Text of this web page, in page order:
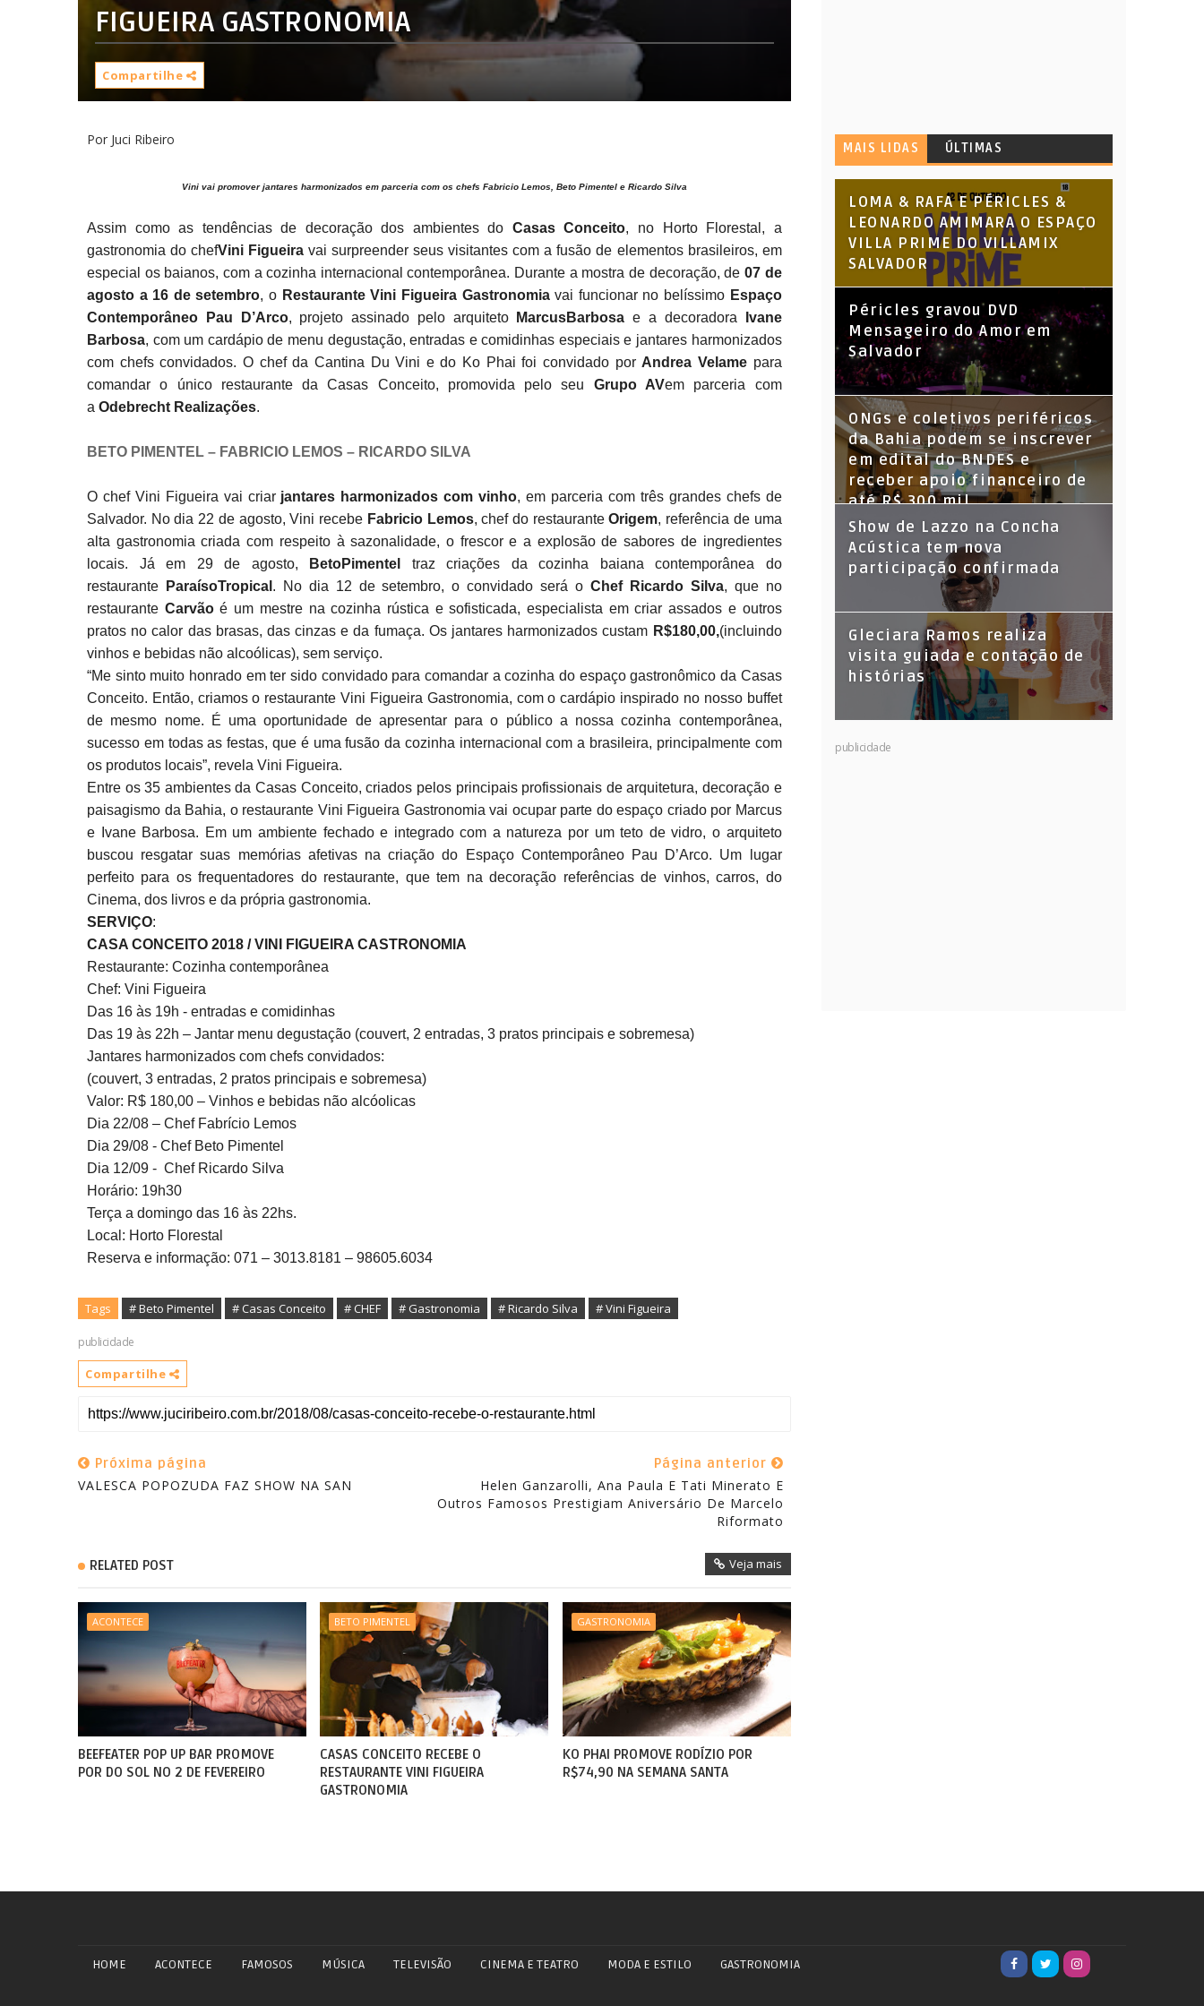
FIGUEIRA GASTRONOMIA
Compartilhe
Por Juci Ribeiro
Vini vai promover jantares harmonizados em parceria com os chefs Fabricio Lemos, Beto Pimentel e Ricardo Silva
Assim como as tendências de decoração dos ambientes do Casas Conceito, no Horto Florestal, a
gastronomia do chefVini Figueira vai surpreender seus visitantes com a fusão de elementos brasileiros, em
especial os baianos, com a cozinha internacional contemporânea. Durante a mostra de decoração, de 07 de
agosto a 16 de setembro, o Restaurante Vini Figueira Gastronomiavai funcionar no belíssimo Espaço
Contemporâneo Pau D’Arco, projeto assinado pelo arquiteto MarcusBarbosae a decoradora
Ivane
Barbosa, com um cardápio de menu degustação, entradas e comidinhas especiais e jantares harmonizados
com chefs convidados. O chef da Cantina Du Vini e do Ko Phai foi convidado por Andrea Velamepara
comandar o único restaurante da Casas Conceito, promovida pelo seu Grupo AVem parceria com
a Odebrecht Realizações.
BETO PIMENTEL – FABRICIO LEMOS – RICARDO SILVA
O chef Vini Figueira vai criar jantares harmonizados com vinho, em parceria com três grandes chefs de
Salvador. No dia 22 de agosto, Vini recebe Fabricio Lemos, chef do restauranteOrigem, referência de uma
alta gastronomia criada com respeito à sazonalidade, o frescor e a explosão de sabores de ingredientes
locais. Já em 29 de agosto,
BetoPimentel
traz criações da cozinha baiana contemporânea do
restaurante
ParaísoTropical . No dia 12 de setembro, o convidado será o Chef Ricardo Silva, que no
restaurante Carvãoé um mestre na cozinha rústica e sofisticada, especialista em criar assados e outros
pratos no calor das brasas, das cinzas e da fumaça. Os jantares harmonizados custam R$180,00,(incluindo
vinhos e bebidas não alcoólicas), sem serviço.
“Me sinto muito honrado em ter sido convidado para comandar a cozinha do espaço gastronômico da Casas
Conceito. Então, criamos o restaurante Vini Figueira Gastronomia, com o cardápio inspirado no nosso buffet
de mesmo nome. É uma oportunidade de apresentar para o público a nossa cozinha contemporânea,
sucesso em todas as festas, que é uma fusão da cozinha internacional com a brasileira, principalmente com
os produtos locais”, revela Vini Figueira.
Entre os 35 ambientes da Casas Conceito, criados pelos principais profissionais de arquitetura, decoração e
paisagismo da Bahia, o restaurante Vini Figueira Gastronomia vai ocupar parte do espaço criado por Marcus
e Ivane Barbosa. Em um ambiente fechado e integrado com a natureza por um teto de vidro, o arquiteto
buscou resgatar suas memórias afetivas na criação do Espaço Contemporâneo Pau D’Arco. Um lugar
perfeito para os frequentadores do restaurante, que tem na decoração referências de vinhos, carros, do
Cinema, dos livros e da própria gastronomia.
SERVIÇO:
CASA CONCEITO 2018 / VINI FIGUEIRA CASTRONOMIA
Restaurante: Cozinha contemporânea
Chef: Vini Figueira
Das 16 às 19h - entradas e comidinhas
Das 19 às 22h – Jantar menu degustação (couvert, 2 entradas, 3 pratos principais e sobremesa)
Jantares harmonizados com chefs convidados:
(couvert, 3 entradas, 2 pratos principais e sobremesa)
Valor: R$ 180,00 – Vinhos e bebidas não alcóolicas
Dia 22/08 – Chef Fabrício Lemos
Dia 29/08 - Chef Beto Pimentel
Dia 12/09 - Chef Ricardo Silva
Horário: 19h30
Terça a domingo das 16 às 22hs.
Local: Horto Florestal
Reserva e informação: 071 – 3013.8181 – 98605.6034
Tags # Beto Pimentel # Casas Conceito # CHEF # Gastronomia # Ricardo Silva # Vini Figueira
publicidade
Compartilhe
Próxima página
VALESCA POPOZUDA FAZ SHOW NA SAN
Página anterior
Helen Ganzarolli, Ana Paula E Tati Minerato E
Outros Famosos Prestigiam Aniversário De Marcelo
Riformato
RELATED POST Veja mais
ACONTECE
BEEFEATER POP UP BAR PROMOVE
POR DO SOL NO 2 DE FEVEREIRO
BETO PIMENTEL
CASAS CONCEITO RECEBE O
RESTAURANTE VINI FIGUEIRA
GASTRONOMIA
GASTRONOMIA
KO PHAI PROMOVE RODÍZIO POR
R$74,90 NA SEMANA SANTA
MAIS LIDAS ÚLTIMAS
LOMA & RAFA E PÉRICLES &
LEONARDO AMIMARA O ESPAÇO
VILLA PRIME DO VILLAMIX
SALVADOR
Péricles gravou DVD
Mensageiro do Amor em
Salvador
ONGs e coletivos periféricos
da Bahia podem se inscrever
em edital do BNDES e
receber apoio financeiro de
até R$ 300 mil
Show de Lazzo na Concha
Acústica tem nova
participação confirmada
Gleciara Ramos realiza
visita guiada e contação de
histórias
publicidade
HOME ACONTECE FAMOSOS MÚSICA TELEVISÃO CINEMA E TEATRO MODA E ESTILO GASTRONOMIA